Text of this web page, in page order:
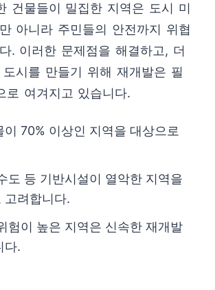
건물들이 밀집한 지역은 도시 미
아니라 주민들의 안전까지 위협
. 이러한 문제점을 해결하고, 더
시를 만들기 위해 재개발은 필
로 여겨지고 있습니다.
이 70% 이상인 지역을 대상으로
도 등 기반시설이 열악한 지역을
고려합니다.
험이 높은 지역은 신속한 재개발
다.